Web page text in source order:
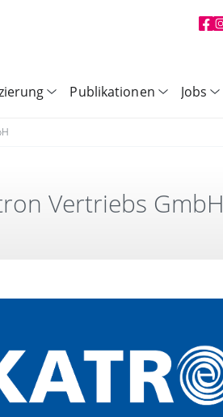
Publikationen Jobs
Vertriebs GmbH